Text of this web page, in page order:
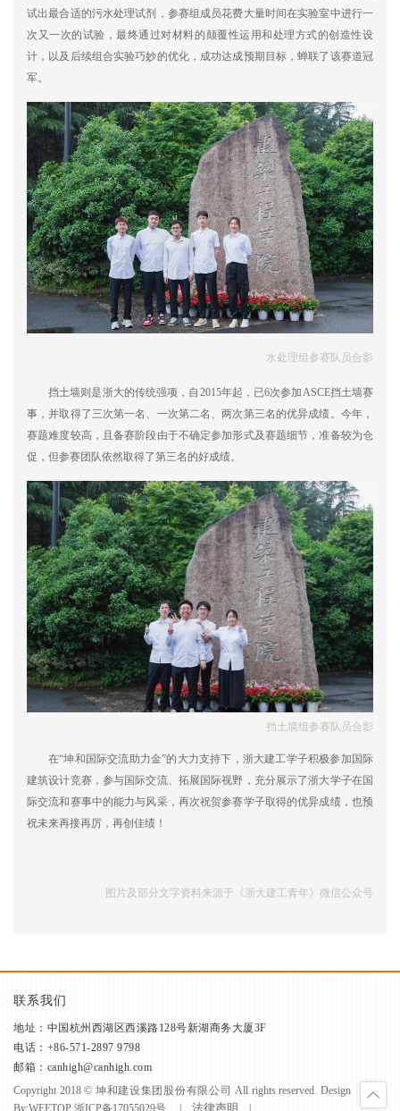
试出最合适的污水处理试剂，参赛组成员花费大量时间在实验室中进行一
次又一次的试验，最终通过对材料的颠覆性运用和处理方式的创造性设
计，以及后续组合实验巧妙的优化，成功达成预期目标，蝉联了该赛道冠
军。
水处理组参赛队员合影
挡土墙则是浙大的传统强项，自2015年起，已6次参加ASCE挡土墙赛
事，并取得了三次第一名、一次第二名、两次第三名的优异成绩。今年，
赛题难度较高，且备赛阶段由于不确定参加形式及赛题细节，准备较为仓
促，但参赛团队依然取得了第三名的好成绩。
挡土墙组参赛队员合影
在“坤和国际交流助力金”的大力支持下，浙大建工学子积极参加国际
建筑设计竞赛，参与国际交流、拓展国际视野，充分展示了浙大学子在国
际交流和赛事中的能力与风采，再次祝贺参赛学子取得的优异成绩，也预
祝未来再接再厉，再创佳绩！
图片及部分文字资料来源于《浙大建工青年》微信公众号
联系我们
地址：中国杭州西湖区西溪路128号新湖商务大厦3F
电话：+86-571-2897 9798
邮箱：canhigh@canhigh.com
Copyright 2018 © 坤和建设集团股份有限公司 All rights reserved. Design
法律声明